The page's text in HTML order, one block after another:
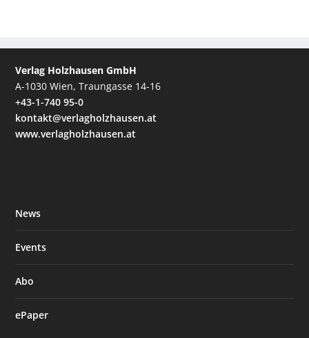
Verlag Holzhausen GmbH
A-1030 Wien, Traungasse 14-16
+43-1-740 95-0
kontakt@verlagholzhausen.at
www.verlagholzhausen.at
News
Events
Abo
ePaper